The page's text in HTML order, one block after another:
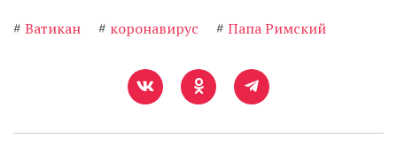
# Ватикан # коронавирус # Папа Римский